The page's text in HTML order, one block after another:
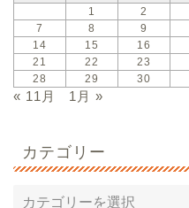
1
2
7
8 9
14
15 16
21
22 23
28
29 30
« 11月 1月 »
カテゴリー